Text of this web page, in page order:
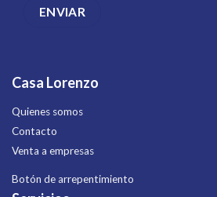
Casa Lorenzo
Quienes somos
Contacto
Venta a empresas
Botón de arrepentimiento